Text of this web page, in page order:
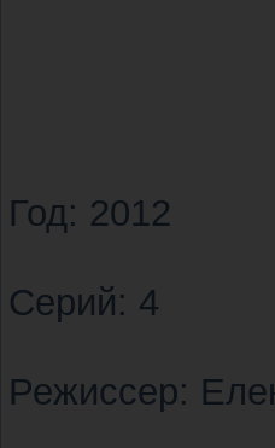
Год: 2012
Cерий: 4
Режиссер: